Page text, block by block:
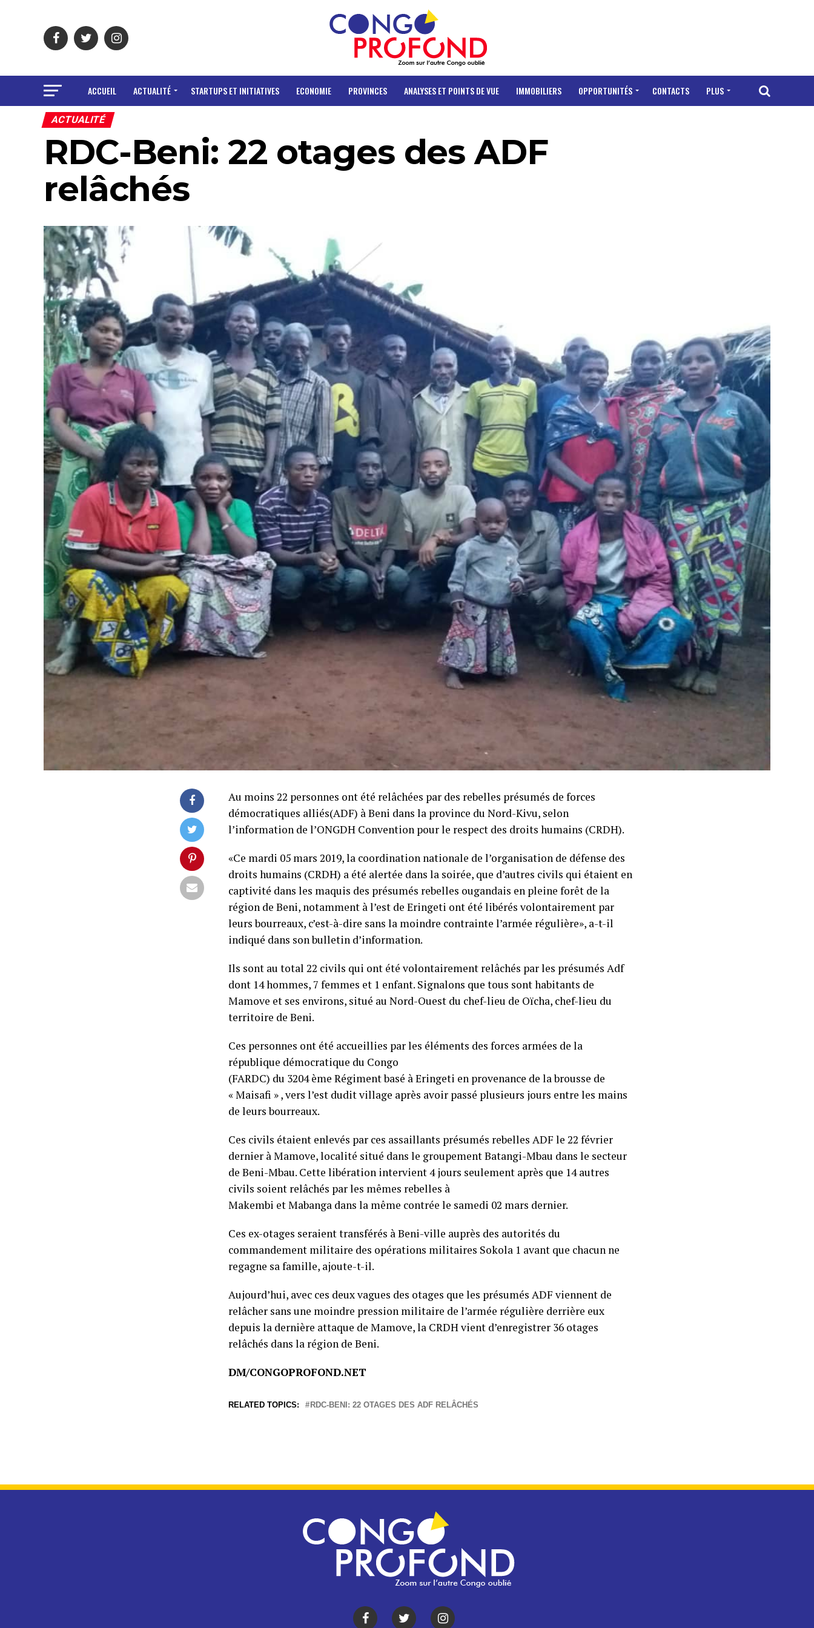
ACCUEIL ACTUALITÉ STARTUPS ET INITIATIVES ECONOMIE PROVINCES ANALYSES ET POINTS DE VUE IMMOBILIERS OPPORTUNITÉS CONTACTS PLUS
ACTUALITÉ
RDC-Beni: 22 otages des ADF
relâchés
Au moins 22 personnes ont été relâchées par des rebelles présumés de forces
démocratiques alliés(ADF) à Beni dans la province du Nord-Kivu, selon
l’information de l’ONGDH Convention pour le respect des droits humains (CRDH).
«Ce mardi 05 mars 2019, la coordination nationale de l’organisation de défense des
droits humains (CRDH) a été alertée dans la soirée, que d’autres civils qui étaient en
captivité dans les maquis des présumés rebelles ougandais en pleine forêt de la
région de Beni, notamment à l’est de Eringeti ont été libérés volontairement par
leurs bourreaux, c’est-à-dire sans la moindre contrainte l’armée régulière», a-t-il
indiqué dans son bulletin d’information.
Ils sont au total 22 civils qui ont été volontairement relâchés par les présumés Adf
dont 14 hommes, 7 femmes et 1 enfant. Signalons que tous sont habitants de
Mamove et ses environs, situé au Nord-Ouest du chef-lieu de Oïcha, chef-lieu du
territoire de Beni.
Ces personnes ont été accueillies par les éléments des forces armées de la
république démocratique du Congo
(FARDC) du 3204 ème Régiment basé à Eringeti en provenance de la brousse de
« Maisafi » , vers l’est dudit village après avoir passé plusieurs jours entre les mains
de leurs bourreaux.
Ces civils étaient enlevés par ces assaillants présumés rebelles ADF le 22 février
dernier à Mamove, localité situé dans le groupement Batangi-Mbau dans le secteur
de Beni-Mbau. Cette libération intervient 4 jours seulement après que 14 autres
civils soient relâchés par les mêmes rebelles à
Makembi et Mabanga dans la même contrée le samedi 02 mars dernier.
Ces ex-otages seraient transférés à Beni-ville auprès des autorités du
commandement militaire des opérations militaires Sokola 1 avant que chacun ne
regagne sa famille, ajoute-t-il.
Aujourd’hui, avec ces deux vagues des otages que les présumés ADF viennent de
relâcher sans une moindre pression militaire de l’armée régulière derrière eux
depuis la dernière attaque de Mamove, la CRDH vient d’enregistrer 36 otages
relâchés dans la région de Beni.
DM/CONGOPROFOND.NET
RELATED TOPICS: RDC-BENI: 22 OTAGES DES ADF RELÂCHÉS